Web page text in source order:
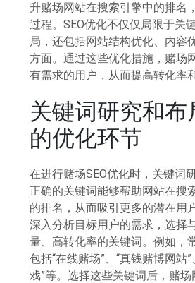
升赌场网站在搜索引擎中的排名
过程。SEO优化不仅仅局限于关
局，还包括网站结构优化、内容
方面。通过这些优化措施，赌场
有需求的用户，从而提高转化率
关键词研究和布
的优化环节
在进行赌场SEO优化时，关键词
正确的关键词能够帮助网站在搜
的排名，从而吸引更多的潜在用
深入分析目标用户的需求，选择
量、高转化率的关键词。例如，
包括“在线赌场”、“真钱赌博网站
戏”等。选择这些关键词后，赌